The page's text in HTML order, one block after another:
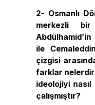
2- Osmanlı
merkezli
ile
çizgisi
farklar nelerdir
ideolojiyi
çalışmıştır?